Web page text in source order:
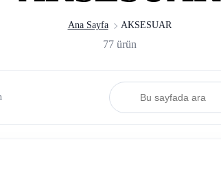
Ana Sayfa AKSESUAR
77 ürün